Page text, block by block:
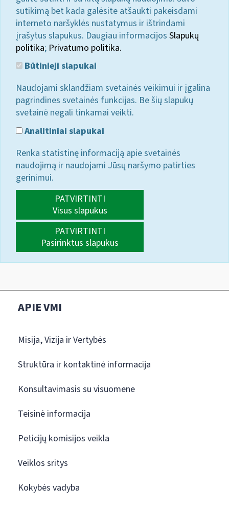
sutikimą bet kada galėsite atšaukti pakeisdami
interneto naršyklės nustatymus ir ištrindami
įrašytus slapukus. Daugiau informacijos Slapukų
politika; Privatumo politika.
Būtinieji slapukai
Naudojami sklandžiam svetainės veikimui ir įgalina
pagrindines svetainės funkcijas. Be šių slapukų
svetainė negali tinkamai veikti.
Analitiniai slapukai
Renka statistinę informaciją apie svetainės
naudojimą ir naudojami Jūsų naršymo patirties
gerinimui.
PATVIRTINTI
Visus slapukus
PATVIRTINTI
Pasirinktus slapukus
APIE VMI
Misija, Vizija ir Vertybės
Struktūra ir kontaktinė informacija
Konsultavimasis su visuomene
Teisinė informacija
Peticijų komisijos veikla
Veiklos sritys
Kokybės vadyba